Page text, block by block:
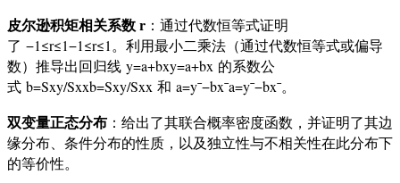
皮尔逊积矩相关系数 r ：通过代数恒等式证明
了 −1≤r≤1−1≤r≤1 。利用最小二乘法（通过代数恒等式或偏导
数）推导出回归线 y=a+bxy=a+bx 的系数公
式 b=Sxy/Sxxb=Sxy/Sxx 和 a=yˉ−bxˉa=yˉ−bxˉ。
双变量正态分布 ：给出了其联合概率密度函数，并证明了其边
缘分布、条件分布的性质，以及独立性与不相关性在此分布下
的等价性。